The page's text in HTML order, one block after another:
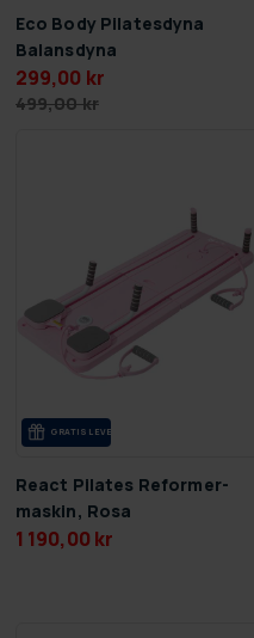
Eco Body Pilatesdyna
Balansdyna
299,00 kr
499,00 kr
GRA­TIS LE­VE­RANS
React Pilates Reformer-
maskin, Rosa
1 190,00 kr